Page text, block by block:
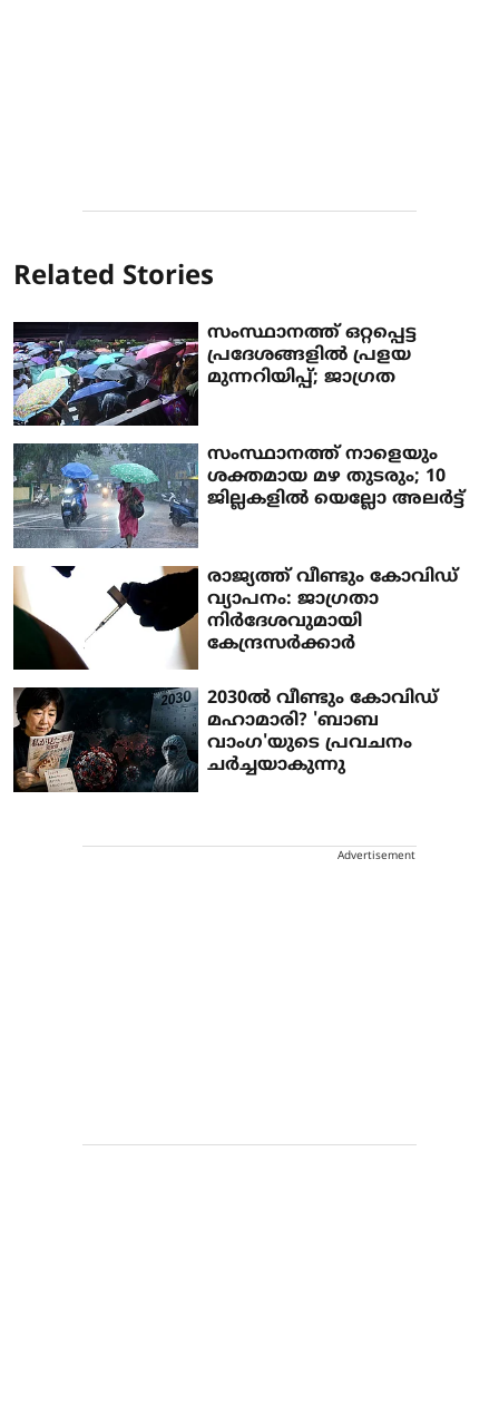
Related Stories
സംസ്ഥാനത്ത് ഒറ്റപ്പെട്ട
പ്രദേശങ്ങളില്‍ പ്രളയ
മുന്നറിയിപ്പ്; ജാഗ്രത
സംസ്ഥാനത്ത് നാളെയും
ശക്തമായ മഴ തുടരും; 10
ജില്ലകളില്‍ യെല്ലോ അലര്‍ട്ട്
രാജ്യത്ത് വീണ്ടും കോവിഡ്
വ്യാപനം: ജാഗ്രതാ
നിര്‍ദേശവുമായി
കേന്ദ്രസര്‍ക്കാര്‍
2030ല്‍ വീണ്ടും കോവിഡ്
മഹാമാരി? 'ബാബ
വാംഗ'യുടെ പ്രവചനം
ചര്‍ച്ചയാകുന്നു
Advertisement